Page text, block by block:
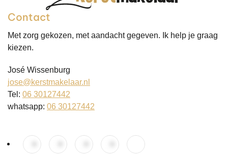
Contact
Met zorg gekozen, met aandacht gegeven. Ik help je graag
kiezen.
José Wissenburg
jose@kerstmakelaar.nl
Tel: 06 30127442
whatsapp: 06 30127442